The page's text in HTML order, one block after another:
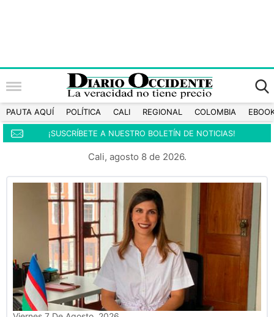
PAUTA AQUÍ POLÍTICA CALI REGIONAL COLOMBIA
¡SUSCRÍBETE A NUESTRO BOLETÍN DE NOTICIAS!
Cali, agosto 8 de 2026.